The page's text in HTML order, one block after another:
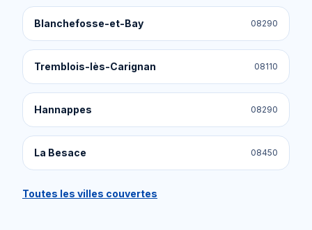
Blanchefosse-et-Bay 08290
Tremblois-lès-Carignan 08110
Hannappes 08290
La Besace 08450
Toutes les villes couvertes